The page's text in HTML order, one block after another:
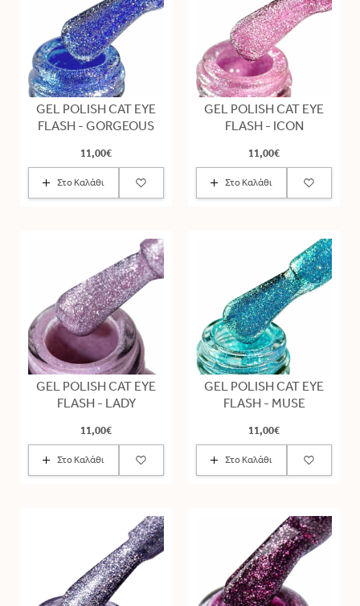
GEL POLISH CAT EYE
FLASH - GORGEOUS
11,00€
Στο Καλάθι
GEL POLISH CAT EYE
FLASH - ICON
11,00€
Στο Καλάθι
GEL POLISH CAT EYE
FLASH - LADY
11,00€
Στο Καλάθι
GEL POLISH CAT EYE
FLASH - MUSE
11,00€
Στο Καλάθι